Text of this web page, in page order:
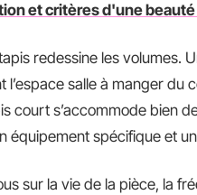
et critères d'une
redessine les volumes.
salle à manger du
court s’accommode bien
équipement spécifique et
sur la vie de la pièce, la